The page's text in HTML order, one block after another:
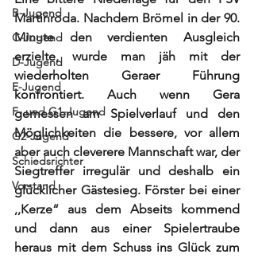
B-Jugend
C-Jugend
D-Jugend
E-Jugend
F- und G1-Jugend
G2-Jugend
Schiedsrichter
Vorstand
Martinroda. Nachdem Brömel in der 90.
Minute den verdienten Ausgleich
erzielte, wurde man jäh mit der
wiederholten Geraer Führung
konfrontiert. Auch wenn Gera
gemessen am Spielverlauf und den
Möglichkeiten die bessere, vor allem
aber auch cleverere Mannschaft war, der
Siegtreffer irregulär und deshalb ein
glücklicher Gästesieg. Förster bei einer
,,Kerze“ aus dem Abseits kommend
und dann aus einer Spielertraube
heraus mit dem Schuss ins Glück zum